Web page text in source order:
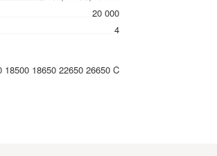
20 000
4
18500 18650 22650 26650 C